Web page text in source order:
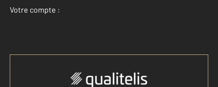
Votre compte :
Accéder à mon compte